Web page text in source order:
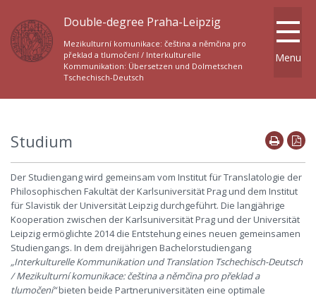
Double-degree Praha-Leipzig
Mezikulturní komunikace: čeština a němčina pro
překlad a tlumočení / Interkulturelle
Kommunikation: Übersetzen und Dolmetschen
Tschechisch-Deutsch
Studium
Der Studiengang wird gemeinsam vom Institut für Translatologie der
Philosophischen Fakultät der Karlsuniversität Prag und dem Institut
für Slavistik der Universität Leipzig durchgeführt. Die langjährige
Kooperation zwischen der Karlsuniversität Prag und der Universität
Leipzig ermöglichte 2014 die Entstehung eines neuen gemeinsamen
Studiengangs. In dem dreijährigen Bachelorstudiengang
„Interkulturelle Kommunikation und Translation Tschechisch-Deutsch
/ Mezikulturní komunikace: čeština a němčina pro překlad a
tlumočení“bieten beide Partneruniversitäten eine optimale
Menu